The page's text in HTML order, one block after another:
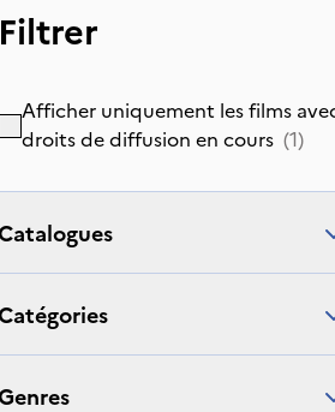
Filtrer
Afficher uniquement les films
droits de diffusion en cours (1)
catalogues
catégories
genres